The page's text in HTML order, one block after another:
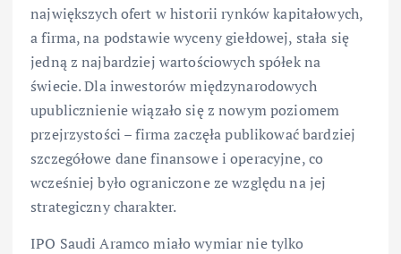
największych ofert w historii rynków kapitałowych,
a firma, na podstawie wyceny giełdowej, stała się
jedną z najbardziej wartościowych spółek na
świecie. Dla inwestorów międzynarodowych
upublicznienie wiązało się z nowym poziomem
przejrzystości – firma zaczęła publikować bardziej
szczegółowe dane finansowe i operacyjne, co
wcześniej było ograniczone ze względu na jej
strategiczny charakter.
IPO Saudi Aramco miało wymiar nie tylko